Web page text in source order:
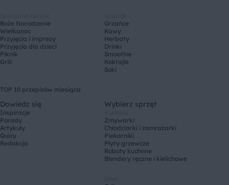
Boże Narodzenie
Wielkanoc
Przyjęcia i imprezy
Przyjęcia dla dzieci
Piknik
Grill
Grzańce
Kawy
Herbaty
Drinki
Smoothie
Koktajle
Soki
TOP 10 przepisów miesiąca
Dowiedz się
Inspiracje
Porady
Artykuły
Quizy
Redakcja
Wybierz sprzęt
Zmywarki
Chłodziarki i zamrażarki
Piekarniki
Płyty grzewcze
Roboty kuchnne
Blendery ręczne i kielichowe